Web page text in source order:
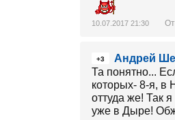
10.07.2017 21:30
+3
Андрей
Та понятно...
которых- 8-я, в
оттуда же! Так
уже в Дыре!